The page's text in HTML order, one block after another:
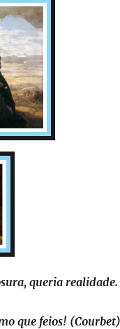
queria
que feios! (Courbet)